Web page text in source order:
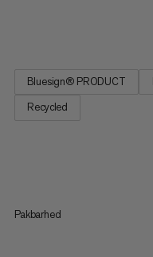
Bluesign® PRODUCT
Recycled
Pakbarhed